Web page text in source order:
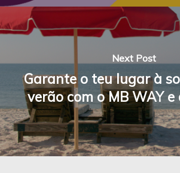
Next Post
Garante o teu lugar à
verão com o MB WAY